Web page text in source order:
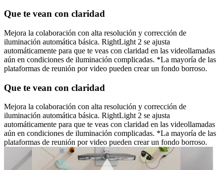
Que te vean con claridad
Mejora la colaboración con alta resolución y corrección de
iluminación automática básica. RightLight 2 se ajusta
automáticamente para que te veas con claridad en las videollamadas
aún en condiciones de iluminación complicadas. *La mayoría de las
plataformas de reunión por video pueden crear un fondo borroso.
Que te vean con claridad
Mejora la colaboración con alta resolución y corrección de
iluminación automática básica. RightLight 2 se ajusta
automáticamente para que te veas con claridad en las videollamadas
aún en condiciones de iluminación complicadas. *La mayoría de las
plataformas de reunión por video pueden crear un fondo borroso.